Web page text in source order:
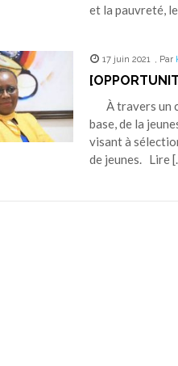
et la pauvreté,
17 juin 2021 , Par
À travers un
base, de la
visant à
de jeunes. Lire